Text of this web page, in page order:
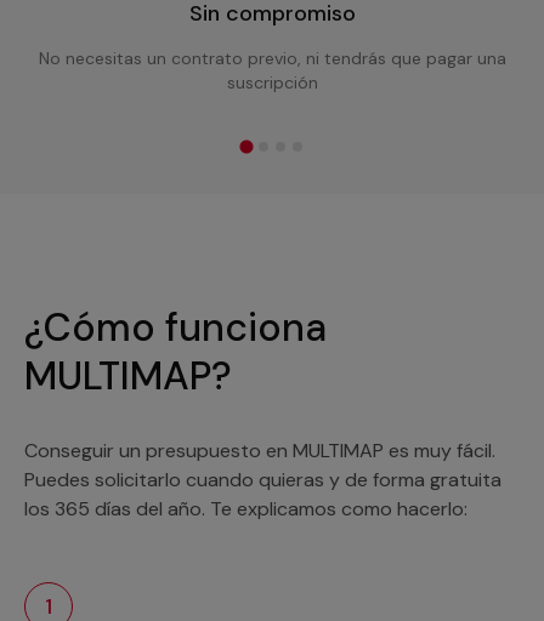
Sin compromiso
No necesitas un contrato previo, ni tendrás que pagar una
suscripción
¿Cómo funciona
MULTIMAP?
Conseguir un presupuesto en MULTIMAP es muy fácil.
Puedes solicitarlo cuando quieras y de forma gratuita
los 365 días del año. Te explicamos como hacerlo:
1